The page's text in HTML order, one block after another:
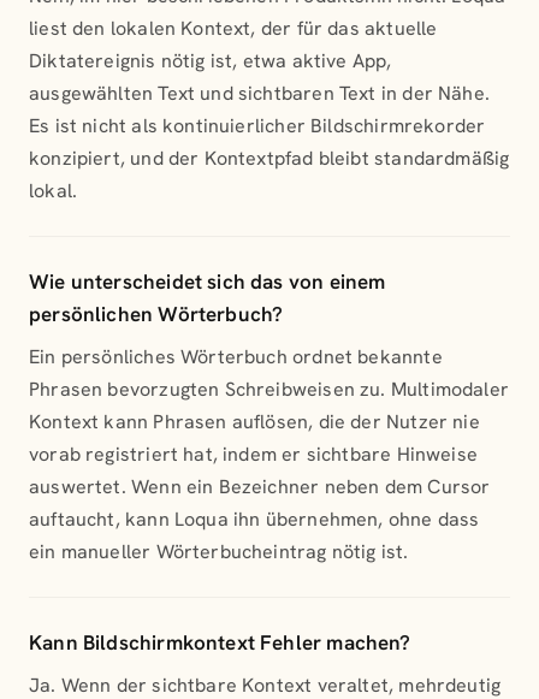
liest den lokalen Kontext, der für das aktuelle
Diktatereignis nötig ist, etwa aktive App,
ausgewählten Text und sichtbaren Text in der Nähe.
Es ist nicht als kontinuierlicher Bildschirmrekorder
konzipiert, und der Kontextpfad bleibt standardmäßig
lokal.
Wie unterscheidet sich das von einem
persönlichen Wörterbuch?
Ein persönliches Wörterbuch ordnet bekannte
Phrasen bevorzugten Schreibweisen zu. Multimodaler
Kontext kann Phrasen auflösen, die der Nutzer nie
vorab registriert hat, indem er sichtbare Hinweise
auswertet. Wenn ein Bezeichner neben dem Cursor
auftaucht, kann Loqua ihn übernehmen, ohne dass
ein manueller Wörterbucheintrag nötig ist.
Kann Bildschirmkontext Fehler machen?
Ja. Wenn der sichtbare Kontext veraltet, mehrdeutig